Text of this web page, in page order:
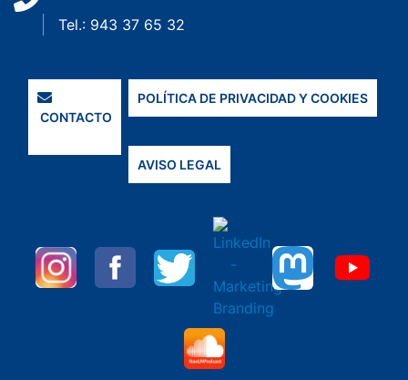
Tel.: 943 37 65 32
CONTACTO
POLÍTICA DE PRIVACIDAD Y COOKIES
AVISO LEGAL